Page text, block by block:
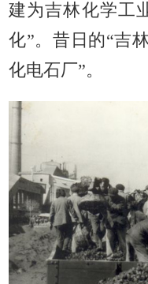
建为吉林化学工
化”。昔日的“吉
化电石厂”。